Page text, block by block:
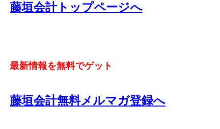
藤垣会計トップページへ
最新情報を無料でゲット
藤垣会計無料メルマガ登録へ